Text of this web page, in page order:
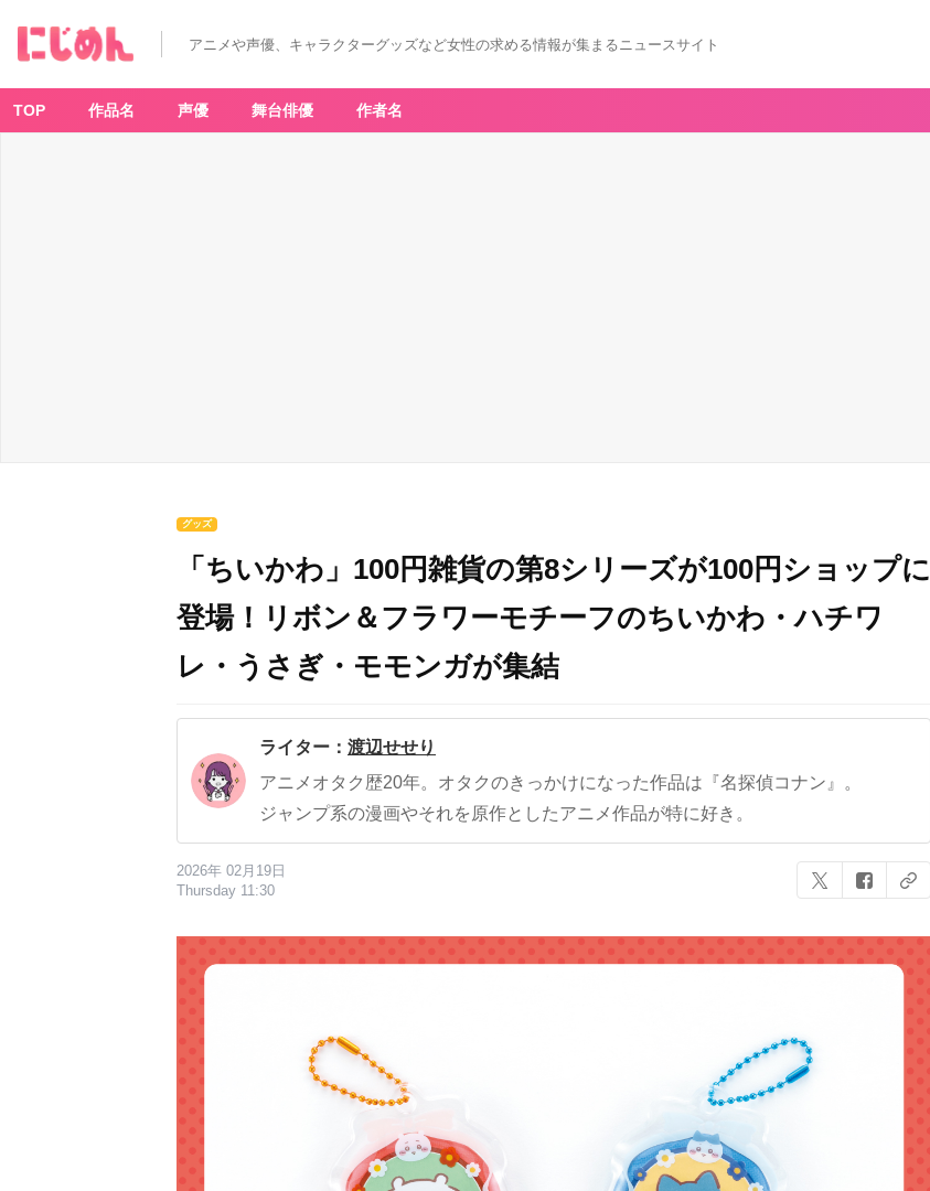
アニメや声優、キャラクターグッズなど女性の求める情報が集まるニュースサイト
TOP 作品名 声優 舞台俳優 作者名
グッズ
「ちいかわ」100円雑貨の第8シリーズが100円ショップに
登場！リボン＆フラワーモチーフのちいかわ・ハチワ
レ・うさぎ・モモンガが集結
ライター： 渡辺せせり
アニメオタク歴20年。オタクのきっかけになった作品は『名探偵コナン』。
ジャンプ系の漫画やそれを原作としたアニメ作品が特に好き。
2026年 02月19日
Thursday 11:30